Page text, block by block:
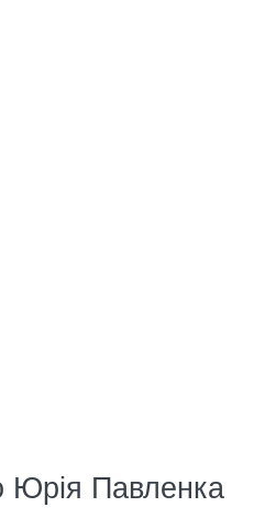
Юрія Павленка